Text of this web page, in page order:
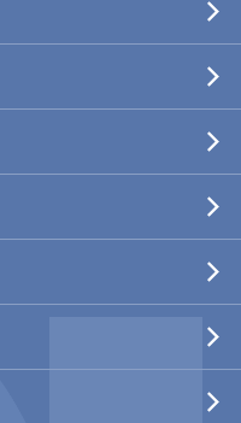
プデータ・AI〜